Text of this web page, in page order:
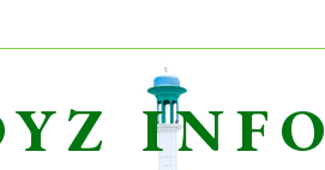
INFO